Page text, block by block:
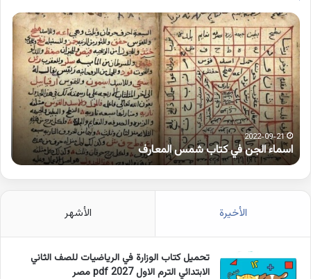
اسماء
الجن
في
كتاب
شمس
المعارف
2022-09-21
اسماء الجن في كتاب شمس المعارف
الأخيرة الأشهر
تحميل كتاب الوزارة في الرياضيات للصف الثاني
الابتدائي الترم الاول 2027 pdf مصر